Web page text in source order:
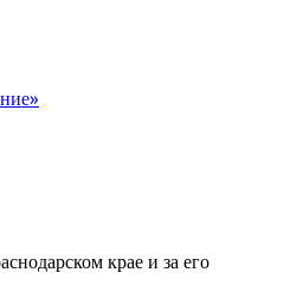
крае и за его